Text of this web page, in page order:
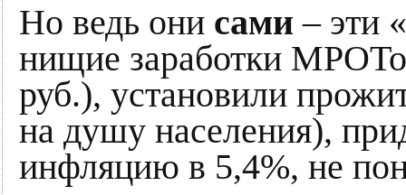
Но ведь они сами – эти
нищие заработки
руб.), установили
на душу населения),
инфляцию в 5,4%, не